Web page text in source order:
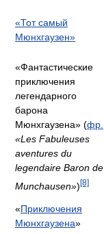
«Тот самый
Мюнхгаузен»
«Фантастические
приключения
легендарного
барона
Мюнхгаузена» (фр.
«Les Fabuleuses
aventures du
legendaire Baron de
Munchausen»)[8]
«Приключения
Мюнхгаузена»